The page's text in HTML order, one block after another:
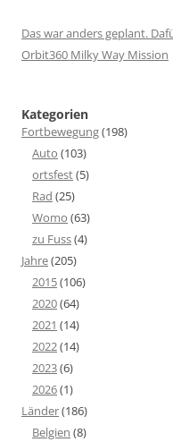
Das war anders geplant.
Orbit360 Milky Way Mission
Kategorien
Fortbewegung(198)
Auto (103)
ortsfest(5)
Rad (25)
Womo (63)
zu Fuss(4)
Jahre(205)
2015(106)
2020(64)
2021 (14)
2022(14)
2023(6)
2026(1)
Länder(186)
Belgien (8)